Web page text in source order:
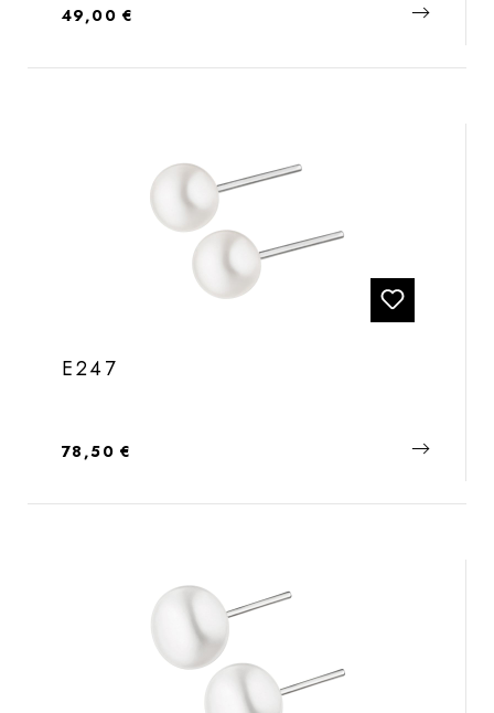
Regulärer Preis:
49,00 €
E247
Regulärer Preis:
78,50 €